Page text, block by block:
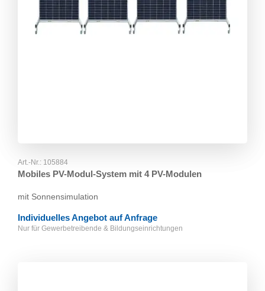
Art.-Nr.: 105884
Mobiles PV-Modul-System mit 4 PV-Modulen
mit Sonnensimulation
Individuelles Angebot auf Anfrage
Nur für Gewerbetreibende & Bildungseinrichtungen